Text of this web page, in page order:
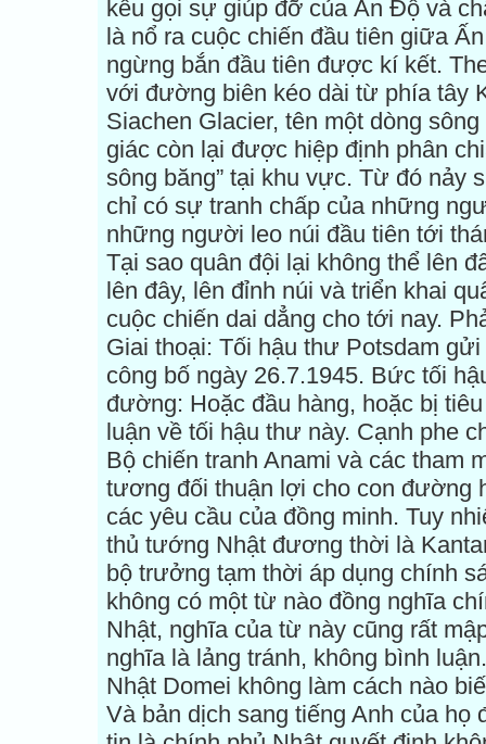
kêu gọi sự giúp đỡ của Ấn Độ và
là nổ ra cuộc chiến đầu tiên giữa
ngừng bắn đầu tiên được kí kết.
với đường biên kéo dài từ phía tây
Siachen Glacier, tên một dòng
giác còn lại được hiệp định phân
sông băng” tại khu vực. Từ đó nảy
chỉ có sự tranh chấp của những
những người leo núi đầu tiên tới
Tại sao quân đội lại không thể lên
lên đây, lên đỉnh núi và triển khai
cuộc chiến dai dẳng cho tới nay.
Giai thoại: Tối hậu thư Potsdam
công bố ngày 26.7.1945. Bức tối
đường: Hoặc đầu hàng, hoặc bị
luận về tối hậu thư này. Cạnh phe
Bộ chiến tranh Anami và các tham
tương đối thuận lợi cho con đường
các yêu cầu của đồng minh. Tuy
thủ tướng Nhật đương thời là
bộ trưởng tạm thời áp dụng chính
không có một từ nào đồng nghĩa
Nhật, nghĩa của từ này cũng rất
nghĩa là lảng tránh, không bình
Nhật Domei không làm cách nào
Và bản dịch sang tiếng Anh của họ